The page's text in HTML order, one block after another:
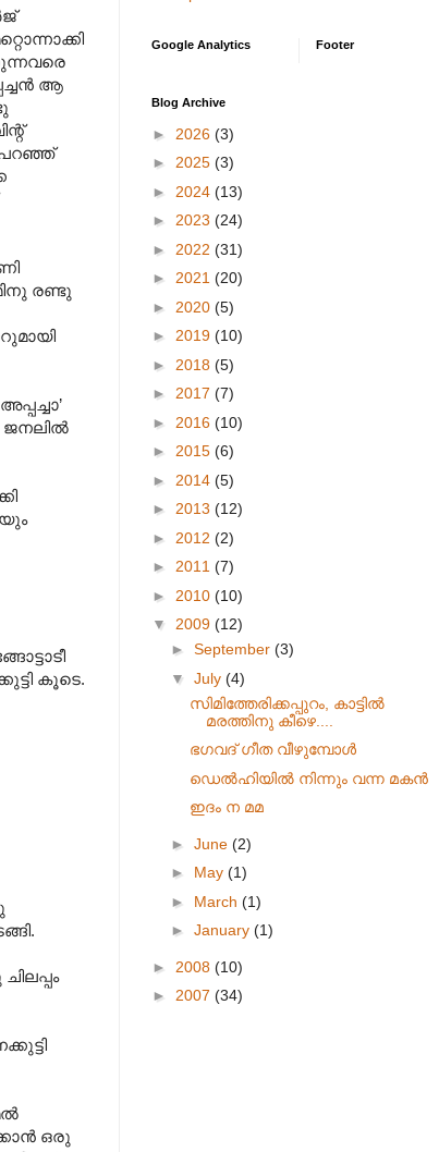
ആ
പറഞ്ഞ്
രണ്ടു
ജനലിൽ
കൂടെ.
ഒരു
Google Analytics Footer
Blog Archive
► 2026 (3)
► 2025 (3)
► 2024 (13)
► 2023 (24)
► 2022 (31)
► 2021 (20)
► 2020 (5)
► 2019 (10)
► 2018 (5)
► 2017 (7)
► 2016 (10)
► 2015 (6)
► 2014 (5)
► 2013 (12)
► 2012 (2)
► 2011 (7)
► 2010 (10)
▼ 2009 (12)
► September (3)
▼ July (4)
സിമിത്തേരിക്കപ്പുറം, കാട്ടിൽ
മരത്തിനു കീഴെ....
ഭഗവദ് ഗീത വീഴുമ്പോൾ
ഡെൽഹിയിൽ നിന്നും വന്ന മകൻ
ഇദം ന മമ
► June (2)
► May (1)
► March (1)
► January (1)
► 2008 (10)
► 2007 (34)